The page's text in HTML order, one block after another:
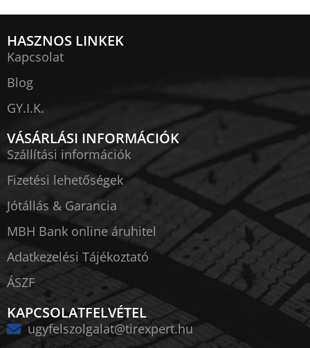
HASZNOS LINKEK
Kapcsolat
Blog
GY.I.K.
VÁSÁRLÁSI INFORMÁCIÓK
Szállítási információk
Fizetési lehetőségek
Jótállás & Garancia
MBH Bank online áruhitel
Adatkezelési Tájékoztató
ÁSZF
KAPCSOLATFELVÉTEL
ugyfelszolgalat@tirexpert.hu